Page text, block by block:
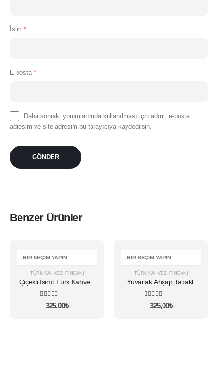
İsim *
E-posta *
Daha sonraki yorumlarımda kullanılması için adım, e-posta
adresim ve site adresim bu tarayıcıya kaydedilsin.
Benzer Ürünler
ürünün
varyasyonu
TÜRK KAHVESI FINCANI
Çiçekli İsimli Türk Kahvesi
Fincanı
5.005 üzerinden
325,00₺
ürünün
TÜRK KAHVESI FINCANI
Yuvarlak Ahşap Tabaklı
Gelincikli İsimli Fincan
5.005 üzerinden
325,00₺